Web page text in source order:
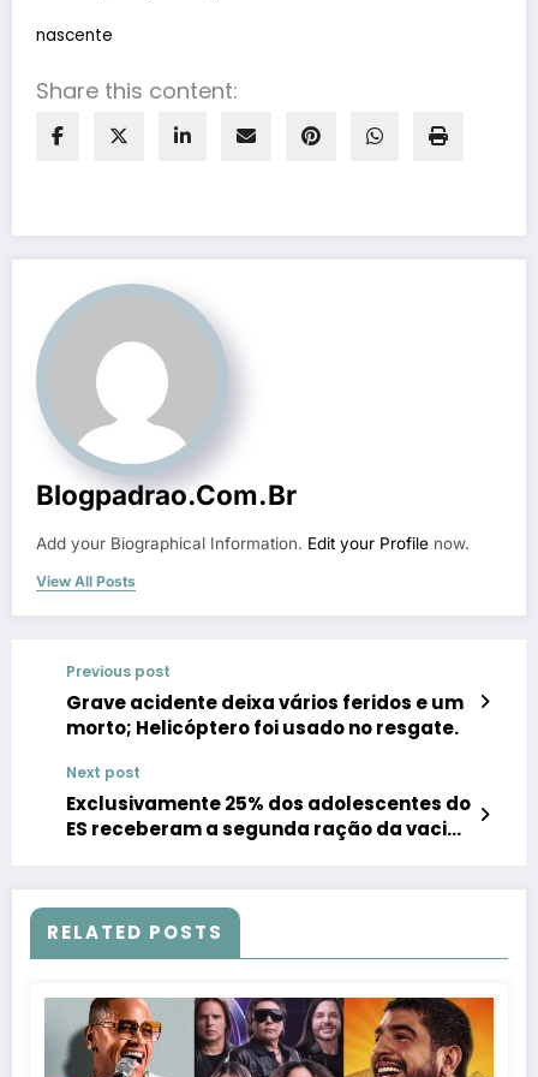
nascente
Share this content:
Blogpadrao.com.br
Add your Biographical Information. Edit your Profile now.
View All Posts
Previous post
Grave acidente deixa vários feridos e um
morto; Helicóptero foi usado no resgate.
Next post
Exclusivamente 25% dos adolescentes do
ES receberam a segunda ração da vacina
RELATED POSTS